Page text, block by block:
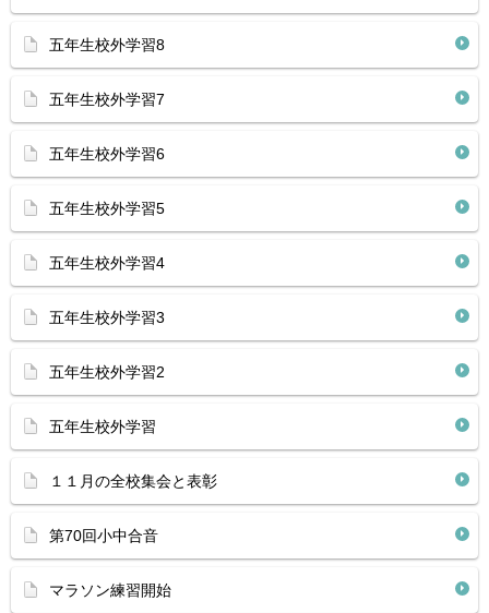
五年生校外学習8
五年生校外学習7
五年生校外学習6
五年生校外学習5
五年生校外学習4
五年生校外学習3
五年生校外学習2
五年生校外学習
１１月の全校集会と表彰
第70回小中合音
マラソン練習開始